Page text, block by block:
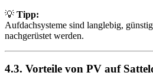
💡 Tipp:
Aufdachsysteme sind langlebig,
nachgerüstet werden.
4.3. Vorteile von PV auf